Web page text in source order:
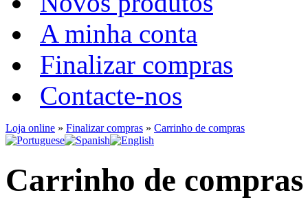
A minha conta
Finalizar compras
Contacte-nos
Loja online » Finalizar compras » Carrinho de compras
Carrinho de compras